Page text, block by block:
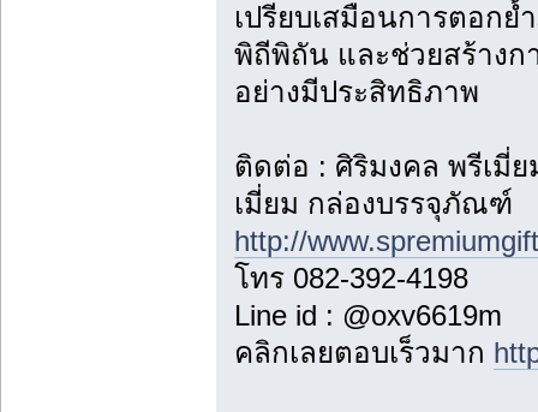
เปรียบเสมือนการตอก
พิถีพิถัน และช่วยสร้างก
อย่างมีประสิทธิภาพ
ติดต่อ : ศิริมงคล พรีเมี่
เมี่ยม กล่องบรรจุภัณฑ์
http://
โทร 082-392-4198
Line id : @oxv6619m
คลิกเลยตอบเร็วมาก